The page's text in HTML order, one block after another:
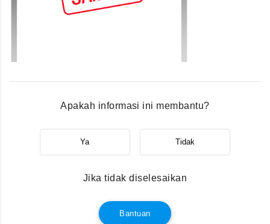
Apakah informasi ini membantu?
Ya Tidak
Jika tidak diselesaikan
Bantuan